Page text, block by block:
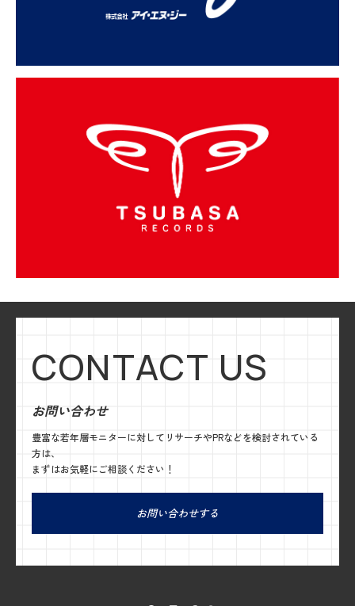
CONTACT US
お問い合わせ
豊富な若年層モニターに対してリサーチやPRなどを検討されている
方は、
まずはお気軽にご相談ください！
お問い合わせする